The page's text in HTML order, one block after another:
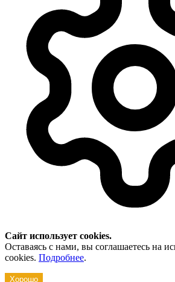
Сайт использует cookies.
Оставаясь с нами, вы соглашаетесь на
cookies. Подробнее.
Хорошо